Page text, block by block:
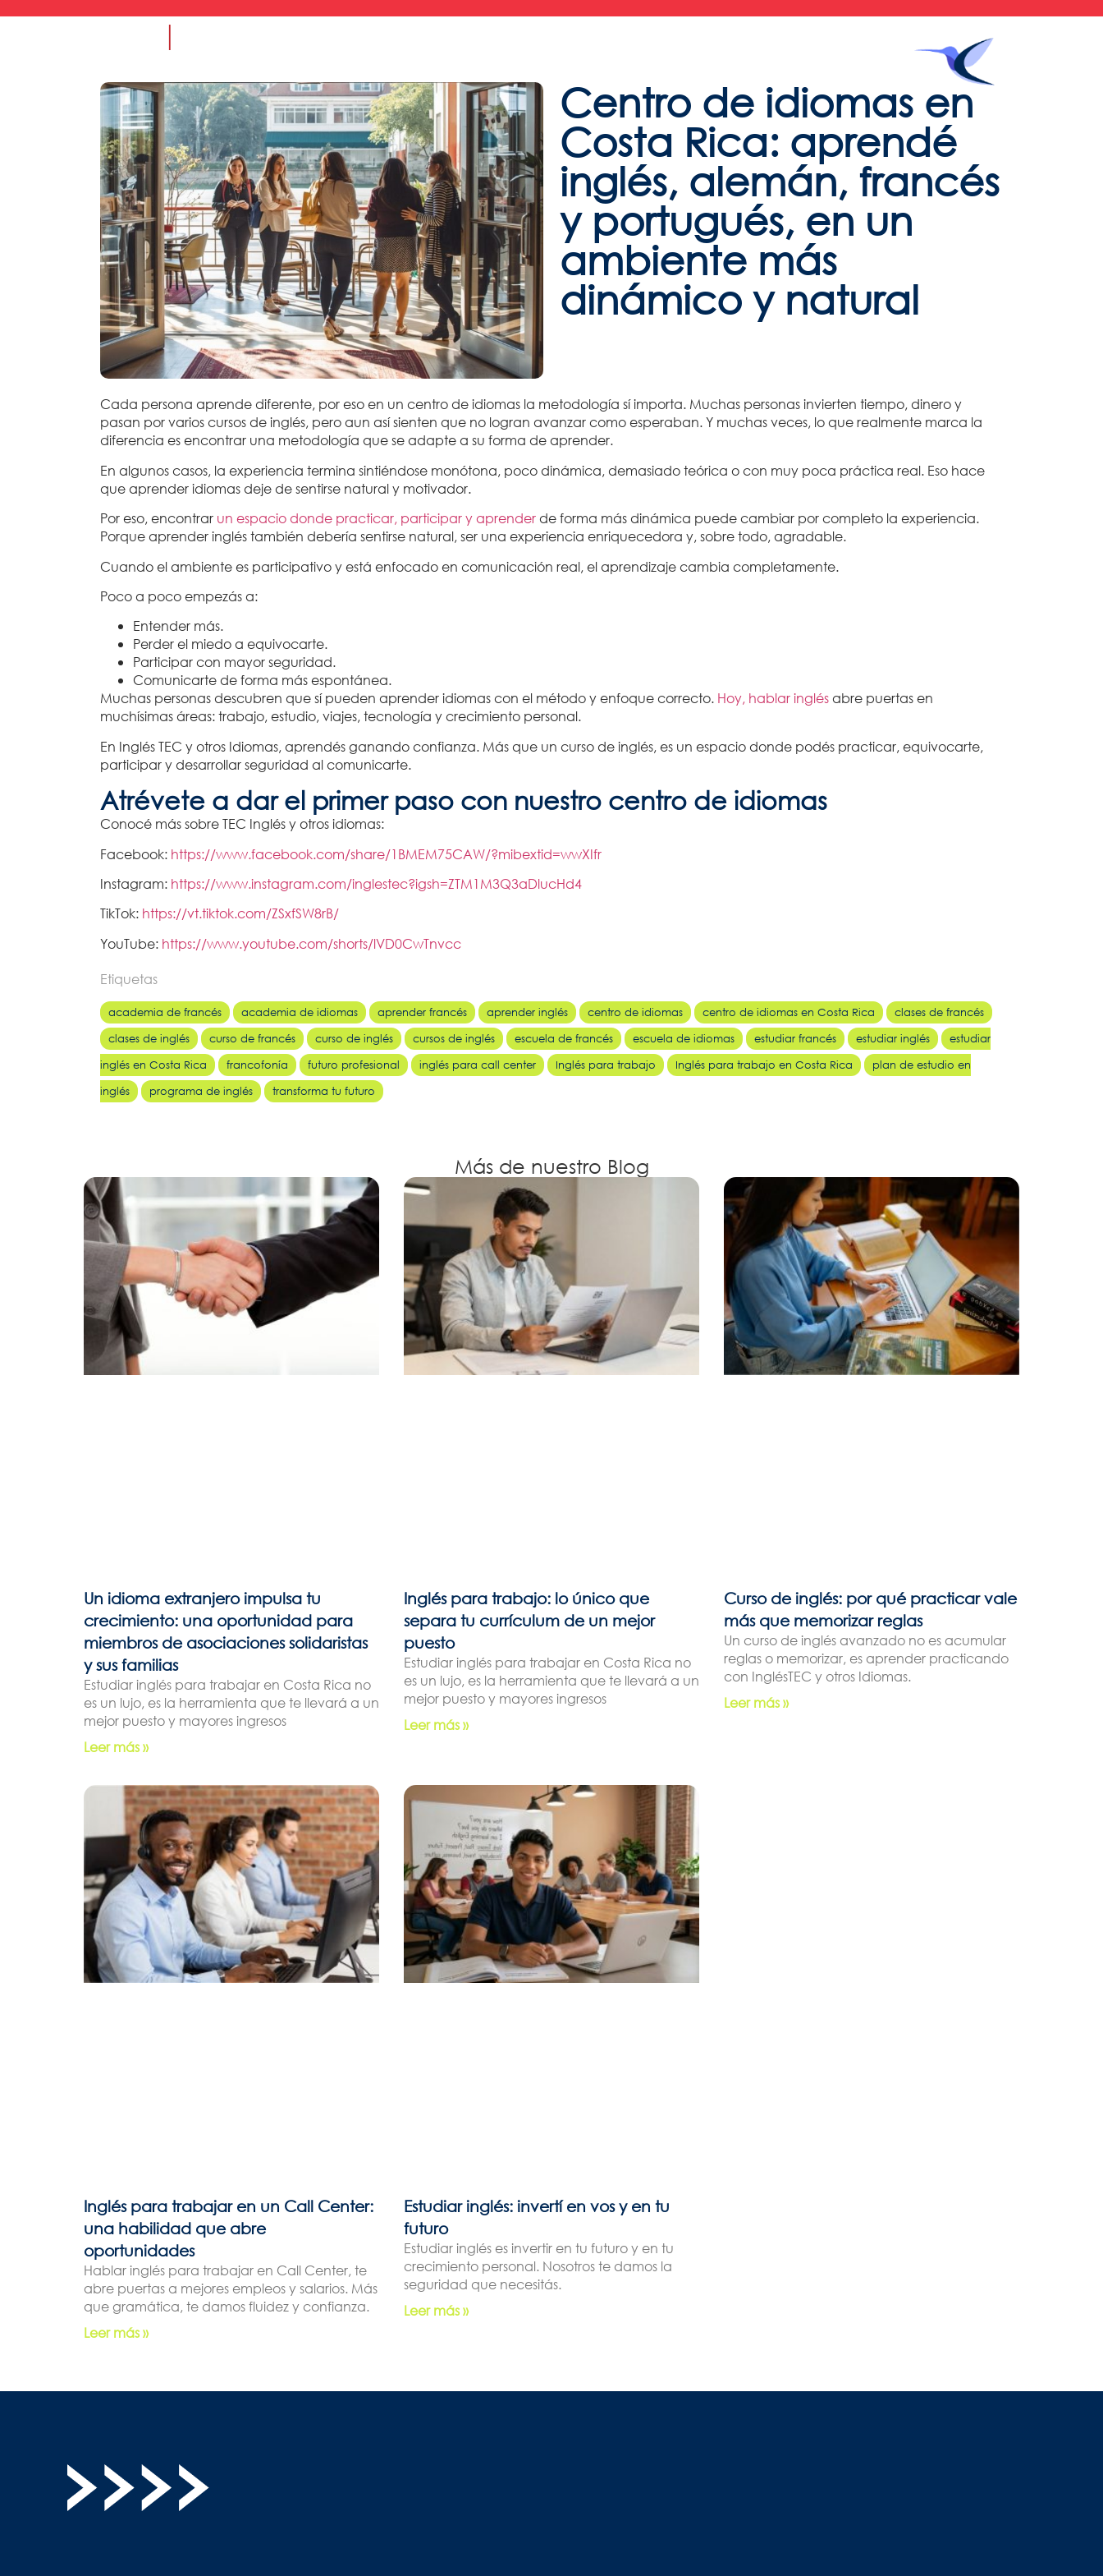
Centro de idiomas en
Costa Rica: aprendé
inglés, alemán, francés
y portugués, en un
ambiente más
dinámico y natural
Cada persona aprende diferente, por eso en un centro de idiomas la metodología sí importa. Muchas personas invierten tiempo, dinero y
pasan por varios cursos de inglés, pero aun así sienten que no logran avanzar como esperaban.Y muchas veces, lo que realmente marca la
diferencia es encontrar una metodología que se adapte a su forma de aprender.
En algunos casos, la experiencia termina sintiéndose monótona, poco dinámica, demasiado teórica o con muy poca práctica real. Eso hace
que aprender idiomas deje de sentirse natural y motivador.
Por eso, encontrar un espacio donde practicar, participar y aprenderde forma más dinámica puede cambiar por completo la experiencia.
Porque aprender inglés también debería sentirse natural, ser una experiencia enriquecedora y, sobre todo, agradable.
Cuando el ambiente es participativo y está enfocado en comunicación real, el aprendizaje cambia completamente.
Poco a poco empezás a:
Entender más.
Perder el miedo a equivocarte.
Participar con mayor seguridad.
Comunicarte de forma más espontánea.
Muchas personas descubren que sí pueden aprender idiomas con el método y enfoque correcto. Hoy, hablar inglésabre puertas en
muchísimas áreas: trabajo, estudio, viajes, tecnología y crecimiento personal.
En Inglés TEC y otros Idiomas, aprendés ganando confianza. Más que un curso de inglés, es un espacio donde podés practicar, equivocarte,
participar y desarrollar seguridad al comunicarte.
Atrévete a dar el primer paso con nuestro centro de idiomas
Conocé más sobre TEC Inglés y otros idiomas:
Facebook: https://www.facebook.com/share/1BMEM75CAW/?mibextid=wwXIfr
Instagram: https://www.instagram.com/inglestec?igsh=ZTM1M3Q3aDlucHd4
TikTok: https://vt.tiktok.com/ZSxfSW8rB/
YouTube: https://www.youtube.com/shorts/lVD0CwTnvcc
Etiquetas
academia de francés academia de idiomas aprender francés aprender inglés centro de idiomas centro de idiomas en Costa Rica
clases de francés
clases de inglés
curso de francés curso de inglés cursos de inglés escuela de francés escuela de idiomas estudiar francés estudiar inglés
estudiar
inglés en Costa Rica
francofonía futuro profesional inglés para call center Inglés para trabajo Inglés para trabajo en Costa Rica
plan de estudio en
inglés
programa de inglés transforma tu futuro
Más de nuestro Blog
Un idioma extranjero impulsa tu
crecimiento: una oportunidad para
miembros de asociaciones solidaristas
y sus familias
Estudiar inglés para trabajar en Costa Rica no
es un lujo, es la herramienta que te llevará a un
mejor puesto y mayores ingresos
Leer más »
Inglés para trabajo: lo único que
separa tu currículum de un mejor
puesto
Estudiar inglés para trabajar en Costa Rica no
es un lujo, es la herramienta que te llevará a un
mejor puesto y mayores ingresos
Leer más »
Curso de inglés: por qué practicar vale
más que memorizar reglas
Un curso de inglés avanzado no es acumular
reglas o memorizar, es aprender practicando
con InglésTEC y otros Idiomas.
Leer más »
Inglés para trabajar en un Call Center:
una habilidad que abre
oportunidades
Hablar inglés para trabajar en Call Center, te
abre puertas a mejores empleos y salarios. Más
que gramática, te damos fluidez y confianza.
Leer más »
Estudiar inglés: invertí en vos y en tu
futuro
Estudiar inglés es invertir en tu futuro y en tu
crecimiento personal. Nosotros te damos la
seguridad que necesitás.
Leer más »